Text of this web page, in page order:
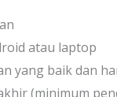
atau laptop
yang baik dan
(minimum